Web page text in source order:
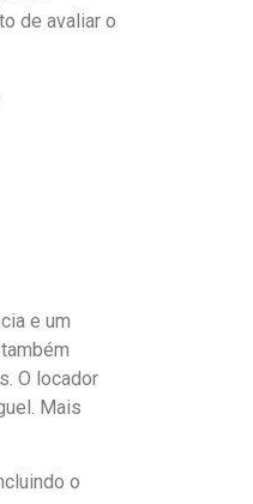
de avaliar o
e um
O locador
Mais
o